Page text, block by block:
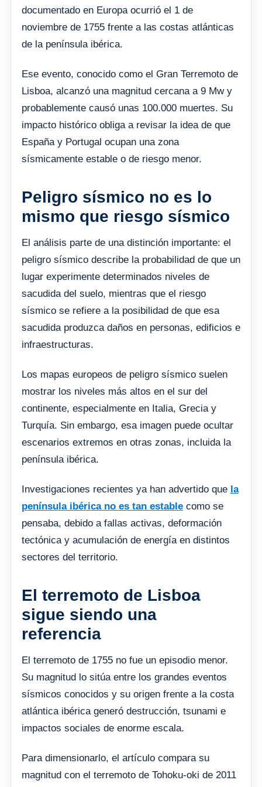
documentado en Europa ocurrió el 1 de
noviembre de 1755 frente a las costas atlánticas
de la península ibérica.
Ese evento, conocido como el Gran Terremoto de
Lisboa, alcanzó una magnitud cercana a 9 Mw y
probablemente causó unas 100.000 muertes. Su
impacto histórico obliga a revisar la idea de que
España y Portugal ocupan una zona
sísmicamente estable o de riesgo menor.
Peligro sísmico no es lo
mismo que riesgo sísmico
El análisis parte de una distinción importante: el
peligro sísmico describe la probabilidad de que un
lugar experimente determinados niveles de
sacudida del suelo, mientras que el riesgo
sísmico se refiere a la posibilidad de que esa
sacudida produzca daños en personas, edificios e
infraestructuras.
Los mapas europeos de peligro sísmico suelen
mostrar los niveles más altos en el sur del
continente, especialmente en Italia, Grecia y
Turquía. Sin embargo, esa imagen puede ocultar
escenarios extremos en otras zonas, incluida la
península ibérica.
Investigaciones recientes ya han advertido que la
península ibérica no es tan estable como se
pensaba, debido a fallas activas, deformación
tectónica y acumulación de energía en distintos
sectores del territorio.
El terremoto de Lisboa
sigue siendo una
referencia
El terremoto de 1755 no fue un episodio menor.
Su magnitud lo sitúa entre los grandes eventos
sísmicos conocidos y su origen frente a la costa
atlántica ibérica generó destrucción, tsunami e
impactos sociales de enorme escala.
Para dimensionarlo, el artículo compara su
magnitud con el terremoto de Tohoku-oki de 2011